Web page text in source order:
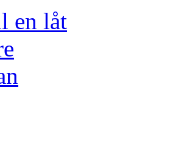
en låt